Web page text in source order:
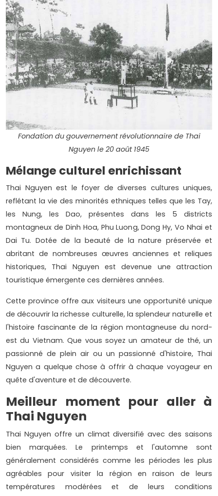
Fondation du gouvernement révolutionnaire de Thai
Nguyen le 20 août 1945
Mélange culturel enrichissant
Thai Nguyen est le foyer de diverses cultures uniques,
reflétant la vie des minorités ethniques telles que les Tay,
les Nung, les Dao, présentes dans les 5 districts
montagneux de Dinh Hoa, Phu Luong, Dong Hy, Vo Nhai et
Dai Tu. Dotée de la beauté de la nature préservée et
abritant de nombreuses œuvres anciennes et reliques
historiques, Thai Nguyen est devenue une attraction
touristique émergente ces dernières années.
Cette province offre aux visiteurs une opportunité unique
de découvrir la richesse culturelle, la splendeur naturelle et
l'histoire fascinante de la région montagneuse du nord-
est du Vietnam. Que vous soyez un amateur de thé, un
passionné de plein air ou un passionné d'histoire, Thai
Nguyen a quelque chose à offrir à chaque voyageur en
quête d'aventure et de découverte.
Meilleur moment pour aller à
Thai Nguyen
Thai Nguyen offre un climat diversifié avec des saisons
bien marquées. Le printemps et l'automne sont
généralement considérés comme les périodes les plus
agréables pour visiter la région en raison de leurs
températures modérées et de leurs conditions